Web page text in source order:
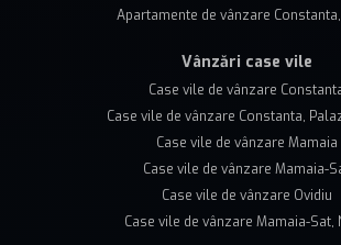
Apartamente de vânzare Constanta,
Vânzări case vile
Case vile de vânzare
Case vile de vânzare Constanta,
Case vile de vânzare Mamaia
Case vile de vânzare Mamaia-
Case vile de vânzare Ovidiu
Case vile de vânzare Mamaia-Sat,